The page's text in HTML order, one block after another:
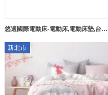
悠適國際電動床-電動床,電動床墊,台北
新北市